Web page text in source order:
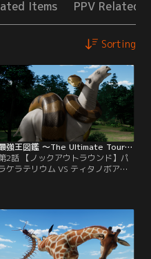
Items PPV Related
Sorting
最強王図鑑 ～The Ultimate Tournament～ 第02話
2話 【ノックアウトラウンド】パ
ケラテリウム VS ティタノボア／
こで最強の座をかけて戦うのは、
史上最大の巨神・パラケラテリウム
すべてを呑みこむ大蛇・ティタ
ボア！勝つのはどっちだ～～！？